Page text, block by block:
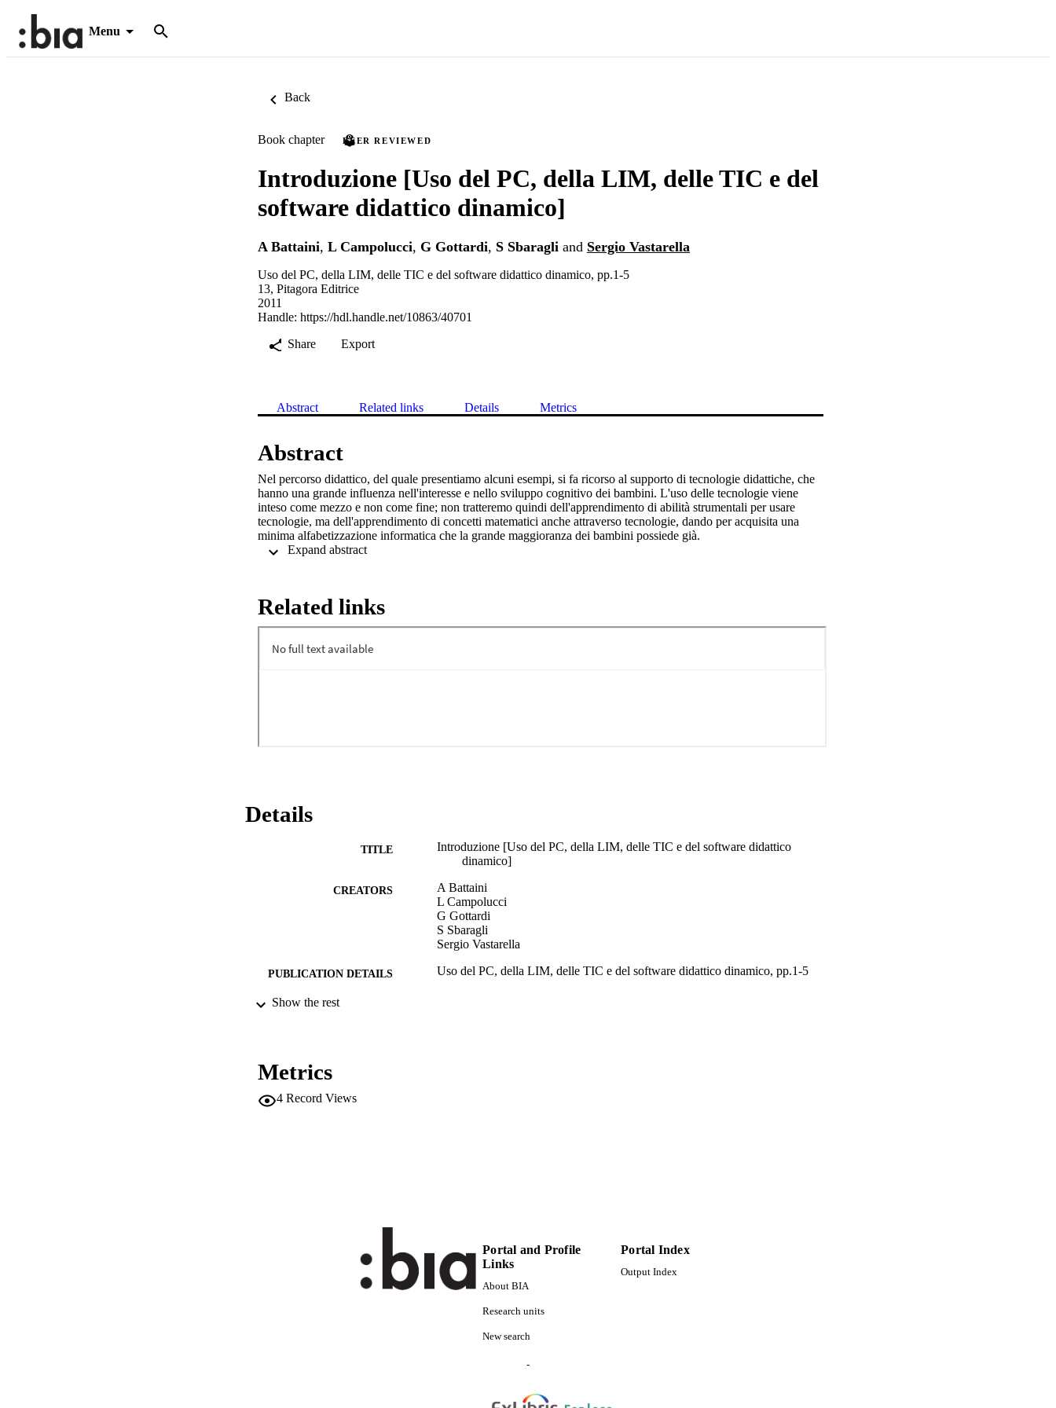
Menu
Back
Book chapter PEER REVIEWED
Introduzione [Uso del PC, della LIM, delle TIC e del
software didattico dinamico]
A Battaini, L Campolucci, G Gottardi, S Sbaragli and Sergio Vastarella
Uso del PC, della LIM, delle TIC e del software didattico dinamico, pp.1-5
13, Pitagora Editrice
2011
Handle: https://hdl.handle.net/10863/40701
Share
Export
Abstract Related links Details Metrics
Abstract
Nel percorso didattico, del quale presentiamo alcuni esempi, si fa ricorso al supporto di tecnologie didattiche, che
hanno una grande influenza nell'interesse e nello sviluppo cognitivo dei bambini. L'uso delle tecnologie viene
inteso come mezzo e non come fine; non tratteremo quindi dell'apprendimento di abilità strumentali per usare
tecnologie, ma dell'apprendimento di concetti matematici anche attraverso tecnologie, dando per acquisita una
minima alfabetizzazione informatica che la grande maggioranza dei bambini possiede già.
Expand abstract
Related links
Details
TITLE
Introduzione [Uso del PC, della LIM, delle TIC e del software didattico
dinamico]
CREATORS
A Battaini
L Campolucci
G Gottardi
S Sbaragli
Sergio Vastarella
PUBLICATION DETAILS Uso del PC, della LIM, delle TIC e del software didattico dinamico, pp.1-5
PUBLISHER
SCOPUS ID
ACADEMIC UNIT Faculty of Education
LANGUAGE Italian
Book chapter
Show the rest
Metrics
4 Record Views
Portal and Profile
Links
About BIA
Research units
New search
Portal Index
Output Index
-